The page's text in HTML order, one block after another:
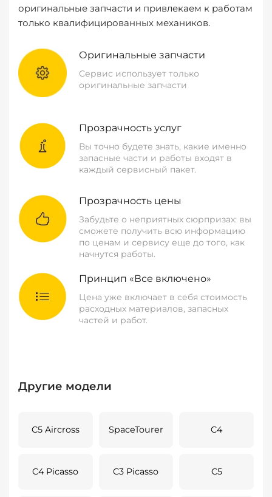
оригинальные запчасти и привлекаем к работам
только квалифицированных механиков.
Оригинальные запчасти
Сервис использует только
оригинальные запчасти
Прозрачность услуг
Вы точно будете знать, какие именно
запасные части и работы входят в
каждый сервисный пакет.
Прозрачность цены
Забудьте о неприятных сюрпризах: вы
сможете получить всю информацию
по ценам и сервису еще до того, как
начнутся работы.
Принцип «Все включено»
Цена уже включает в себя стоимость
расходных материалов, запасных
частей и работ.
Другие модели
C5 Aircross SpaceTourer C4
C4 Picasso C3 Picasso C5